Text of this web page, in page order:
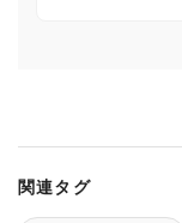
関連タグ